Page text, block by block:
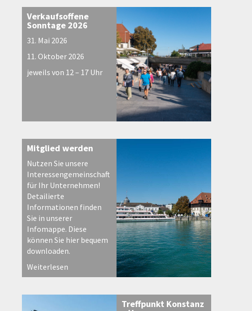
Verkaufsoffene
Sonntage 2026
31. Mai 2026
11. Oktober 2026
jeweils von 12 – 17 Uhr
Mitglied werden
Nutzen Sie unsere
Interessengemeinschaft
für Ihr Unternehmen!
Detailierte
Informationen finden
Sie in unserer
Infomappe. Diese
können Sie hier bequem
downloaden.
Weiterlesen
Treffpunkt Konstanz